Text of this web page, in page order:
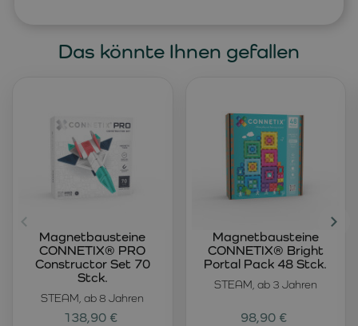
Das könnte Ihnen gefallen
STEAM, ab 8 Jahren
Magnetbausteine
CONNETIX® PRO
Constructor Set 70
Stck.
138,90 €
STEAM, ab 3 Jahren
Magnetbausteine
CONNETIX® Bright
Portal Pack 48 Stck.
98,90 €